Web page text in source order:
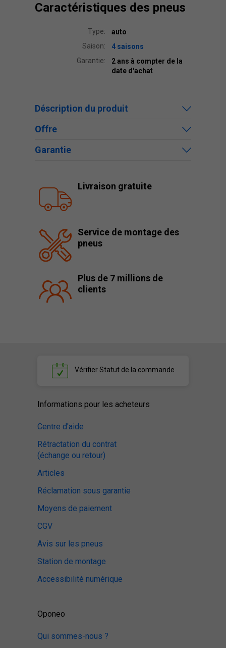
Caractéristiques des pneus
Type:
auto
Saison:
4 saisons
Garantie:
2 ans à compter de la
date d'achat
Déscription du produit
Offre
Garantie
Livraison gratuite
Service de montage des
pneus
Plus de 7 millions de
clients
VérifierStatut de la commande
Informations pour les acheteurs
Centre d'aide
Rétractation du contrat
(échange ou retour)
Articles
Réclamation sous garantie
Moyens de paiement
CGV
Avis sur les pneus
Station de montage
Accessibilité numérique
Oponeo
Qui sommes-nous ?